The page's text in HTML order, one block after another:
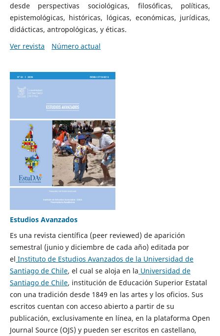
desde perspectivas sociológicas, filosóficas, políticas,
epistemológicas, históricas, lógicas, económicas, jurídicas,
didácticas, antropológicas, y éticas.
Ver revista
Número actual
Estudios Avanzados
Es una revista científica (peer reviewed) de aparición
semestral (junio y diciembre de cada año) editada por
el Instituto de Estudios Avanzados de la Universidad de
Santiago de Chile, el cual se aloja en la Universidad de
Santiago de Chile, institución de Educación Superior Estatal
con una tradición desde 1849 en las artes y los oficios. Sus
escritos cuentan con acceso abierto a partir de su
publicación, exclusivamente en línea, en la plataforma Open
Journal Source (OJS) y pueden ser escritos en castellano,